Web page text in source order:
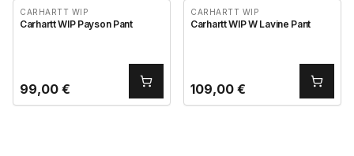
CARHARTT WIP
Carhartt WIP Payson Pant
99,00 €
CARHARTT WIP
Carhartt WIP W Lavine Pant
109,00 €